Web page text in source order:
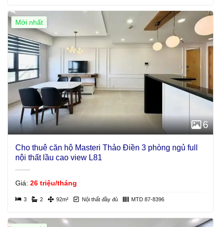
Mới nhất
6
Cho thuê căn hộ Masteri Thảo Điền 3 phòng ngủ full
nội thất lầu cao view L81
Giá: 26 triệu/tháng
3 2 92m² Nội thất đầy đủ MTD 87-8396